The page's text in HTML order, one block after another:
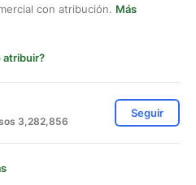
con atribución. Más
atribuir?
3,282,856
Seguir